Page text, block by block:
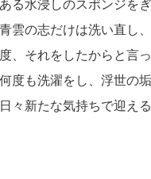
る水浸しのスポンジを
雲の志だけは洗い直し
、それをしたからと言
度も洗濯をし、浮世の
々新たな気持ちで迎え